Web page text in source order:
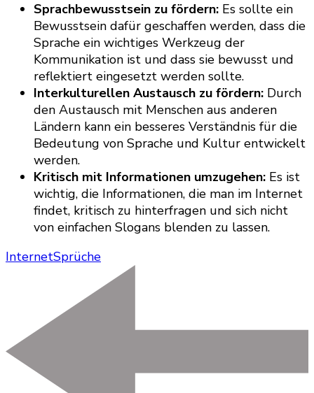
Sprachbewusstsein zu fördern: Es sollte ein
Bewusstsein dafür geschaffen werden, dass die
Sprache ein wichtiges Werkzeug der
Kommunikation ist und dass sie bewusst und
reflektiert eingesetzt werden sollte.
Interkulturellen Austausch zu fördern: Durch
den Austausch mit Menschen aus anderen
Ländern kann ein besseres Verständnis für die
Bedeutung von Sprache und Kultur entwickelt
werden.
Kritisch mit Informationen umzugehen: Es ist
wichtig, die Informationen, die man im Internet
findet, kritisch zu hinterfragen und sich nicht
von einfachen Slogans blenden zu lassen.
InternetSprüche